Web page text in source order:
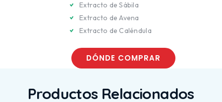
SALUD
INMUNOLÓGICA
SALUD RENAL
Extracto de Sábila
Extracto de Avena
Extracto de Caléndula
DÓNDE COMPRAR
Productos Relacionados